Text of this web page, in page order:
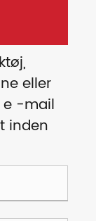
eller
e -mail
inden